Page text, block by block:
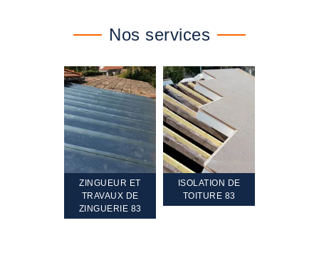
Nos services
ZINGUEUR ET
TRAVAUX DE
ZINGUERIE 83
ISOLATION DE
TOITURE 83